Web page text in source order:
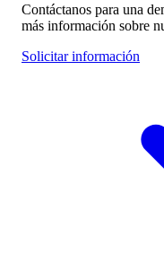
Contáctanos para una
más información sobre
Solicitar información